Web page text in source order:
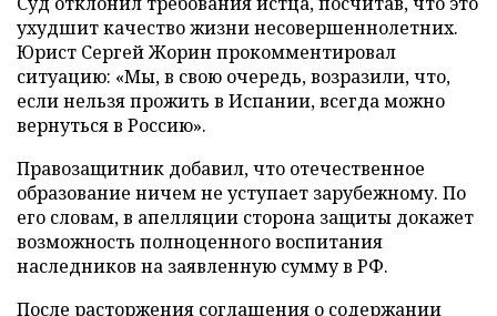
ухудшит качество жизни несовершеннолетних.
Юрист Сергей Жорин прокомментировал
ситуацию: «Мы, в свою очередь, возразили, что,
если нельзя прожить в Испании, всегда можно
вернуться в Россию».
Правозащитник добавил, что отечественное
образование ничем не уступает зарубежному. По
его словам, в апелляции сторона защиты докажет
возможность полноценного воспитания
наследников на заявленную сумму в РФ.
После расторжения соглашения о содержании